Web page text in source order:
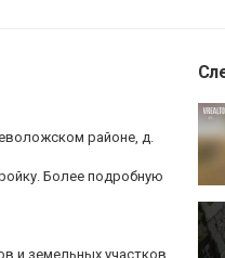
районе, д.
Более подробную
и земельных участков